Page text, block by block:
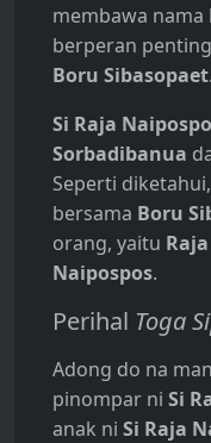
membawa
berperan
Boru Sibasopaet.
Si Raja
Sorbadibanua
Seperti
bersama Boru
orang, yaitu
Naipospos.
Perihal Toga
Adong do na
pinompar ni Si
anak ni Si Raja